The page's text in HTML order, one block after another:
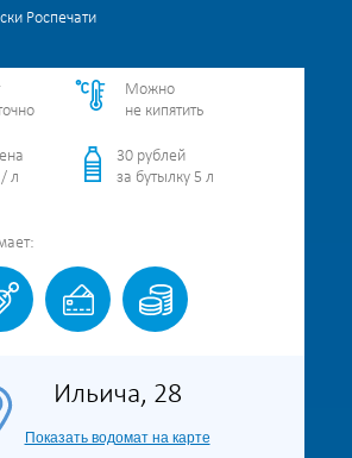
Роспечати
Можно
не кипятить
л
30 рублей
за бутылку 5 л
Ильича, 28
Показать водомат на карте